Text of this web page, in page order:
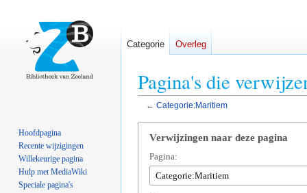
Pagina's die
← Categorie:Maritiem
navigatie
springen
zoeken
springen
Verwijzingen naar deze pagina
Pagina:
Categorie Overleg
Hoofdpagina
Recente wijzigingen
Willekeurige pagina
Hulp met MediaWiki
Speciale pagina's